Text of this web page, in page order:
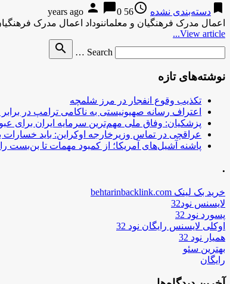
bookmark دسته‌بندی نشده access_time
56 years ago
person chat_bubble0
اعمال مدرک فرهنگیان و معلماننوداد اعمال مدرک
View article...
Search …
search
نوشته‌های تازه
تکذیب وقوع انفجار در مرز شلمچه
اعتراف رسانه صهیونیستی به ناکامی ترامپ در برابر
پزشکیان: وفاق ملی مهم‌ترین سرمایه ایران برای
عراقچی در تماس وزیرخارجه اوکراین: باید خسارات
پاشنه آشیل‌های آمریکا؛ از کمبود مهمات تا بن‌بست
.
خرید بک لینک behtarinbacklink.com
لایسنس نود32
پسورد نود 32
اوکلی لایسنس رایگان نود 32
همیار نود 32
بهترین سئو
رایگان